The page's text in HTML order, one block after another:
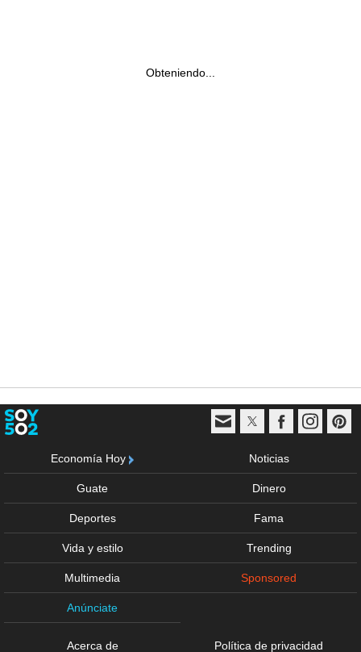
Obteniendo...
Economía Hoy Noticias
Guate Dinero
Deportes Fama
Vida y estilo Trending
Multimedia Sponsored
Anúnciate
Acerca de Política de privacidad